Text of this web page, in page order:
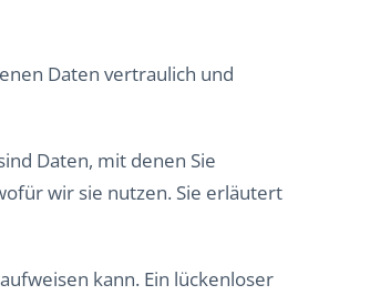
Daten vertraulich und
Daten, mit denen Sie
wir sie nutzen. Sie erläutert
kann. Ein lückenloser